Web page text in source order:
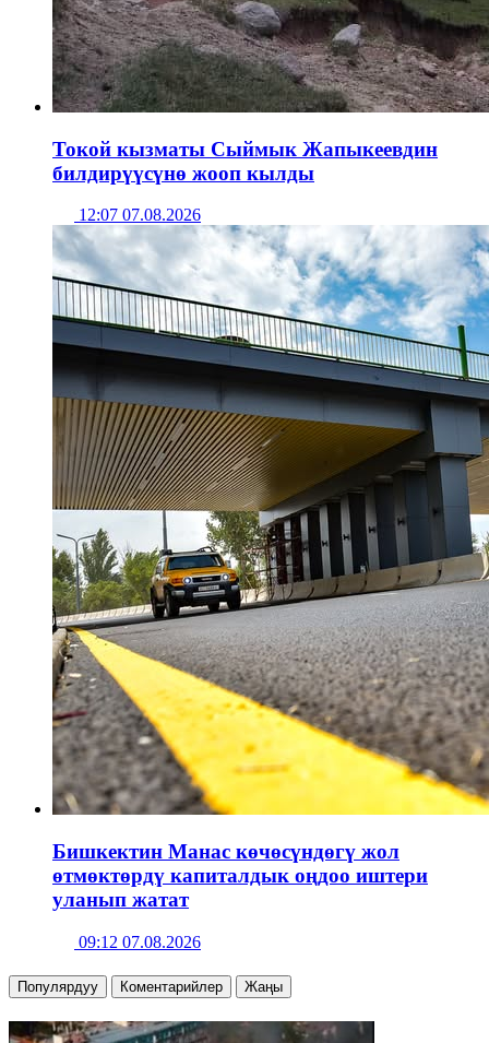
Токой кызматы Сыймык Жапыкеевдин
билдирүүсүнө жооп кылды
12:07 07.08.2026
Бишкектин Манас көчөсүндөгү жол
өтмөктөрдү капиталдык оңдоо иштери
уланып жатат
09:12 07.08.2026
Популярдуу Коментарийлер Жаңы